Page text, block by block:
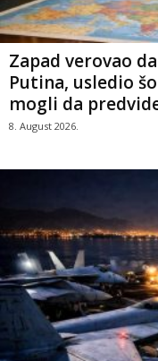
Zapad verovao
Putina, usledio
mogli da
8. August 2026.